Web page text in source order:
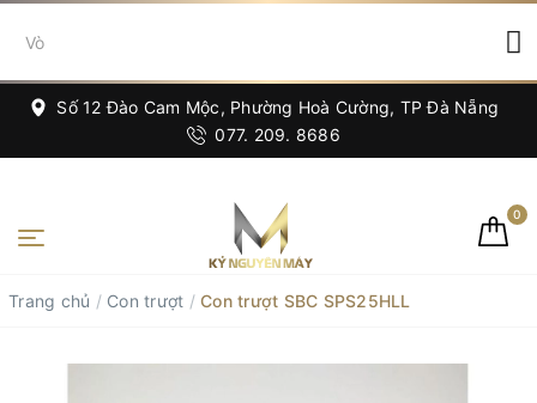
Số 12 Đào Cam Mộc, Phường Hoà Cường, TP Đà Nẵng
077. 209. 8686
0
Trang chủ / Con trượt / Con trượt SBC SPS25HLL